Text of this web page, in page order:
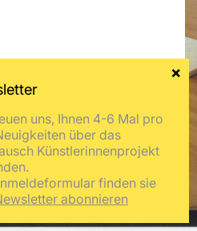
uns, Ihnen 4-6 Mal pro
über das
Künstlerinnenprojekt
finden sie
abonnieren